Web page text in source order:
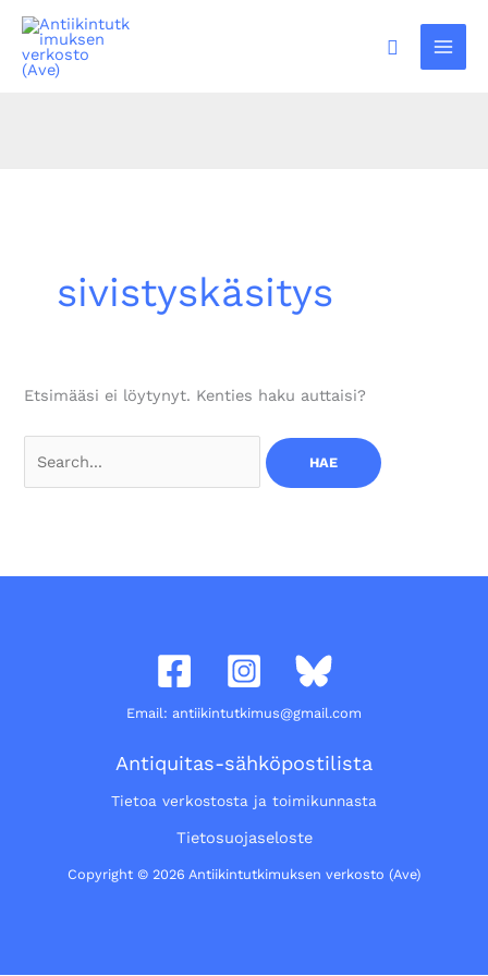
Siirry
sisältöön
Hae
sivistyskäsitys
Etsimääsi ei löytynyt. Kenties haku auttaisi?
Email: antiikintutkimus@gmail.com
Antiquitas-sähköpostilista
Tietoa verkostosta ja toimikunnasta
Tietosuojaseloste
Copyright © 2026 Antiikintutkimuksen verkosto (Ave)